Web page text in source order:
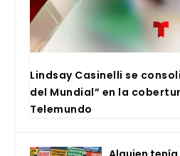
Lind­say Casi­ne­lli se
del Mun­dial” en la
Tele­mun­do